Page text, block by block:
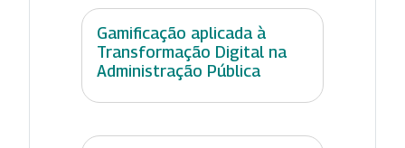
Gamificação aplicada à
Transformação Digital na
Administração Pública